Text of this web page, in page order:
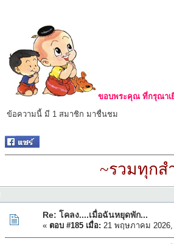
ขอบพระคุณ ที่กรุณาเ
ข้อความนี้ มี 1 สมาชิก มาชื่นชม
~รวมทุกส
Re: โคลง....เมื่อฉันหยุดพัก...
« ตอบ #185 เมื่อ: 21 พฤษภาคม 2026,